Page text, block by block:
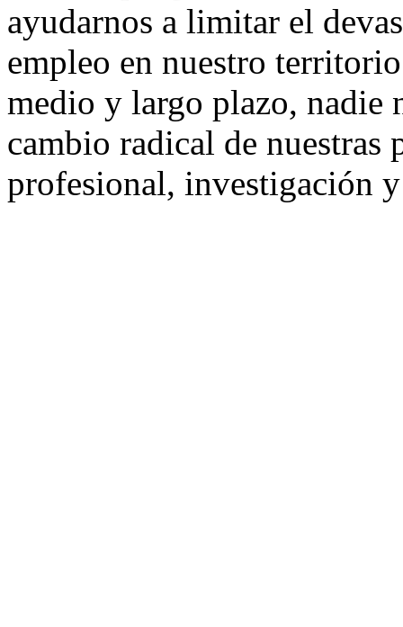
ayudarnos a limitar el
empleo en nuestro
medio y largo plazo, nadie
cambio radical de
profesional, investigación